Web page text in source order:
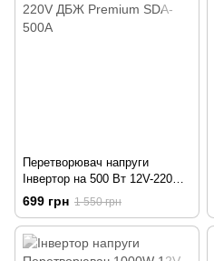
Перетворювач напруги
Інвертор на 500 Вт 12V-220V
ДБЖ Premium SDA-500A
699 грн 1 550 грн